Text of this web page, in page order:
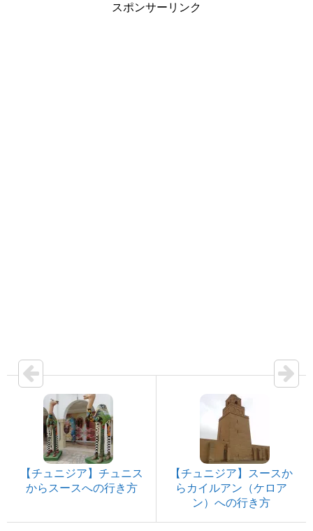
スポンサーリンク
【チュニジア】チュニス
からスースへの行き方
【チュニジア】スースか
らカイルアン（ケロア
ン）への行き方